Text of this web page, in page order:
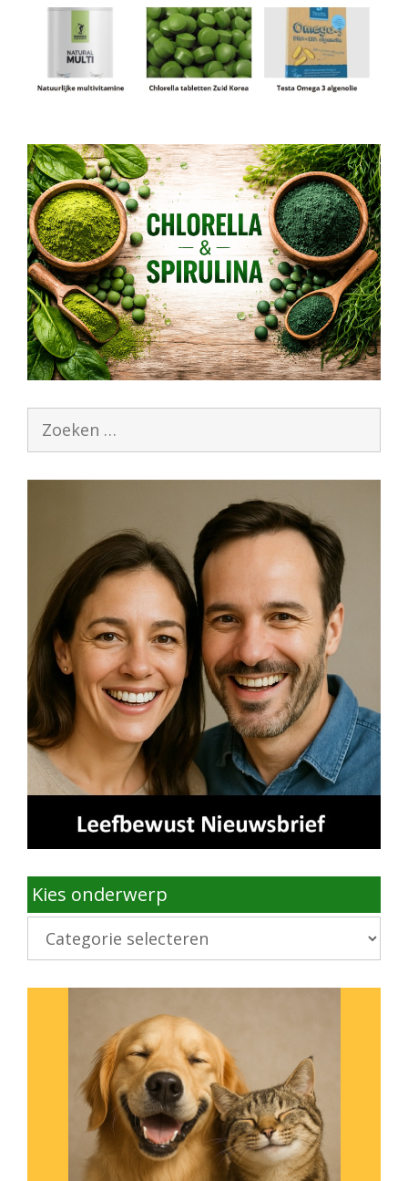
Zoek
Kies onderwerp
Kies
onderwerp